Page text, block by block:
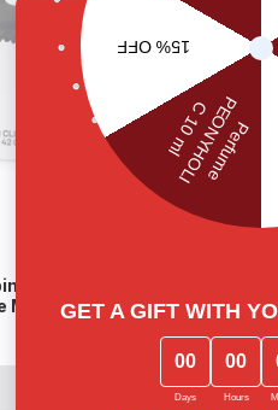
do włosów | Matte
Sold out